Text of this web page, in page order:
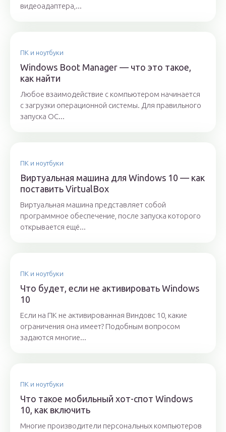
видеоадаптера,...
ПК и ноутбуки
Windows Boot Manager — что это такое,
как найти
Любое взаимодействие с компьютером начинается
с загрузки операционной системы. Для правильного
запуска ОС...
ПК и ноутбуки
Виртуальная машина для Windows 10 — как
поставить VirtualBox
Виртуальная машина представляет собой
программное обеспечение, после запуска которого
открывается ещё...
ПК и ноутбуки
Что будет, если не активировать Windows
10
Если на ПК не активированная Виндовс 10, какие
ограничения она имеет? Подобным вопросом
задаются многие...
ПК и ноутбуки
Что такое мобильный хот-спот Windows
10, как включить
Многие производители персональных компьютеров